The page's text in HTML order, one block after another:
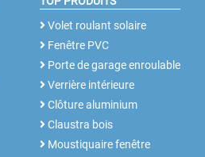
Volet roulant solaire
Fenêtre PVC
Porte de garage enroulable
Verrière intérieure
Clôture aluminium
Claustra bois
Moustiquaire fenêtre